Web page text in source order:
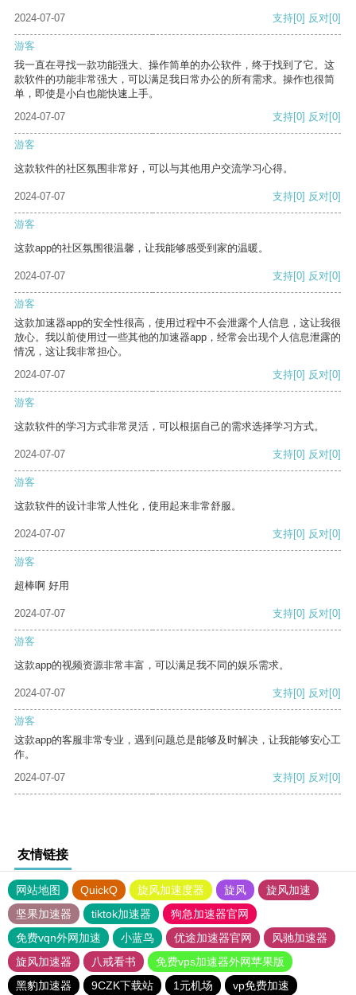
2024-07-07 支持[0] 反对[0]
游客
我一直在寻找一款功能强大、操作简单的办公软件，终于找到了它。这
款软件的功能非常强大，可以满足我日常办公的所有需求。操作也很简
单，即使是小白也能快速上手。
2024-07-07
支持[0] 反对[0]
游客
这款软件的社区氛围非常好，可以与其他用户交流学习心得。
2024-07-07 支持[0] 反对[0]
游客
这款app的社区氛围很温馨，让我能够感受到家的温暖。
2024-07-07 支持[0] 反对[0]
游客
这款加速器app的安全性很高，使用过程中不会泄露个人信息，这让我很
放心。我以前使用过一些其他的加速器app，经常会出现个人信息泄露的
情况，这让我非常担心。
2024-07-07
支持[0] 反对[0]
游客
这款软件的学习方式非常灵活，可以根据自己的需求选择学习方式。
2024-07-07 支持[0] 反对[0]
游客
这款软件的设计非常人性化，使用起来非常舒服。
2024-07-07 支持[0] 反对[0]
游客
超棒啊 好用
2024-07-07 支持[0] 反对[0]
游客
这款app的视频资源非常丰富，可以满足我不同的娱乐需求。
2024-07-07 支持[0] 反对[0]
游客
这款app的客服非常专业，遇到问题总是能够及时解决，让我能够安心工
作。
2024-07-07
支持[0] 反对[0]
友情链接
网站地图 QuickQ 旋风加速度器 旋风
旋风加速
坚果加速器
tiktok加速器
狗急加速器官网
免费vqn外网加速
小蓝鸟 优途加速器官网
风驰加速器
旋风加速器
八戒看书
免费vps加速器外网苹果版
黑豹加速器
9CZK下载站 1元机场 vp免费加速